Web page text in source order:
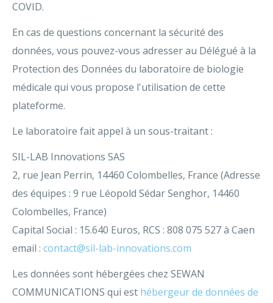
COVID.
En cas de questions concernant la sécurité des
données, vous pouvez-vous adresser au Délégué à la
Protection des Données du laboratoire de biologie
médicale qui vous propose l'utilisation de cette
plateforme.
Le laboratoire fait appel à un sous-traitant :
SIL-LAB Innovations SAS
2, rue Jean Perrin, 14460 Colombelles, France (Adresse
des équipes : 9 rue Léopold Sédar Senghor, 14460
Colombelles, France)
Capital Social : 15.640 Euros, RCS : 808 075 527 à Caen
email : contact@sil-lab-innovations.com
Les données sont hébergées chez SEWAN
COMMUNICATIONS qui est hébergeur de données de